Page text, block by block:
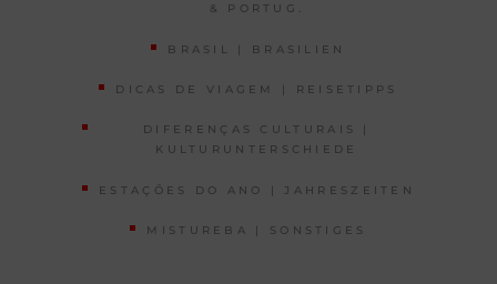
& PORTUG.
BRASIL | BRASILIEN
DICAS DE VIAGEM | REISETIPPS
DIFERENÇAS CULTURAIS |
KULTURUNTERSCHIEDE
ESTAÇÕES DO ANO | JAHRESZEITEN
MISTUREBA | SONSTIGES